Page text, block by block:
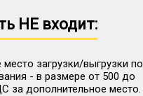
НЕ входит:
загрузки/выгрузки по
- в размере от 500 до
за дополнительное место.